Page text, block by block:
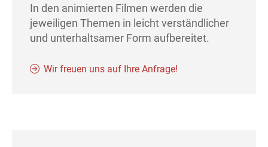
In den animierten Filmen werden die
jeweiligen Themen in leicht verständlicher
und unterhaltsamer Form aufbereitet.
Wir freuen uns auf Ihre Anfrage!